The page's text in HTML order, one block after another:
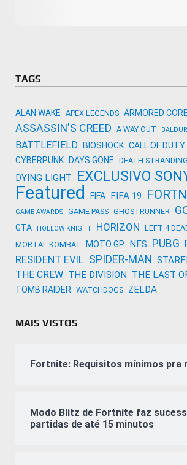
TAGS
ALAN WAKE APEX LEGENDS ARMORED CORE
ASSASSIN'S CREED A WAY OUT
BATTLEFIELD BIOSHOCK CALL OF DUTY
CYBERPUNK DAYS GONE DEATH STRANDING
DYING LIGHT EXCLUSIVO
Featured FIFA FIFA 19
GAME AWARDS GAME PASS GHOSTRUNNER
GTA HOLLOW KNIGHT HORIZON LEFT 4
MORTAL KOMBAT MOTO GP NFS PUBG
RESIDENT EVIL SPIDER-MAN
THE CREW THE DIVISION THE LAST
TOMB RAIDER WATCHDOGS ZELDA
MAIS VISTOS
Fortnite: Requisitos mínimos pra
Modo Blitz de Fortnite faz
partidas de até 15 minutos